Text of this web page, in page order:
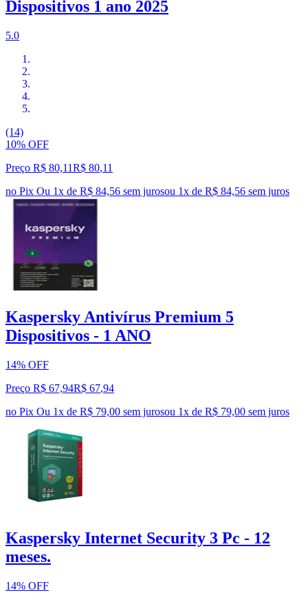
Dispositivos 1 ano 2025
5.0
(14)
10% OFF
Preço R$ 80,11R$ 80,11
no Pix Ou 1x de R$ 84,56 sem jurosou 1x de R$ 84,56 sem juros
Kaspersky Antivírus Premium 5
Dispositivos - 1 ANO
14% OFF
Preço R$ 67,94R$ 67,94
no Pix Ou 1x de R$ 79,00 sem jurosou 1x de R$ 79,00 sem juros
Kaspersky Internet Security 3 Pc - 12
meses.
14% OFF